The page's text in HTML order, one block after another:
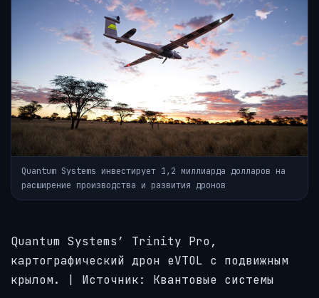
Quantum Systems инвестирует 1,2 миллиарда долларов на
расширение производства и развития дронов
Quantum Systems’ Trinity Pro,
картографический дрон eVTOL с подвижным
крылом. | Источник: Квантовые системы